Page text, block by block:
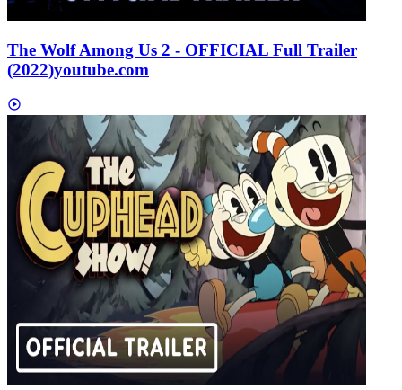
The Wolf Among Us 2 - OFFICIAL Full Trailer
(2022)youtube.com